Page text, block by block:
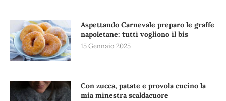
Aspettando Carnevale preparo le graffe
napoletane: tutti vogliono il bis
15 Gennaio 2025
Con zucca, patate e provola cucino la
mia minestra scaldacuore